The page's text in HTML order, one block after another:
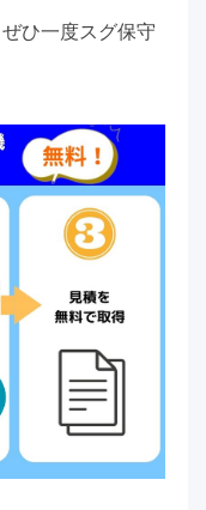
ひ一度スグ保守